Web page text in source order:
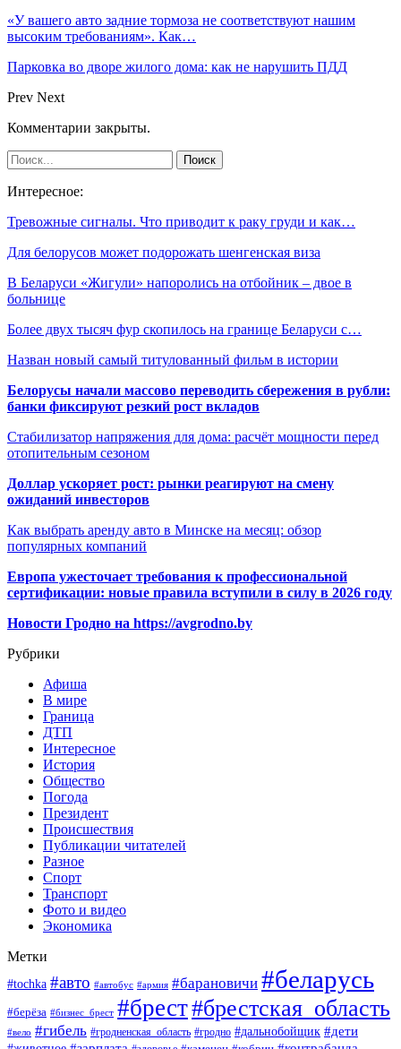
«У вашего авто задние тормоза не соответствуют нашим
высоким требованиям». Как…
Парковка во дворе жилого дома: как не нарушить ПДД
Prev Next
Комментарии закрыты.
Интересное:
Тревожные сигналы. Что приводит к раку груди и как…
Для белорусов может подорожать шенгенская виза
В Беларуси «Жигули» напоролись на отбойник – двое в
больнице
Более двух тысяч фур скопилось на границе Беларуси с…
Назван новый самый титулованный фильм в истории
Белорусы начали массово переводить сбережения в рубли:
банки фиксируют резкий рост вкладов
Стабилизатор напряжения для дома: расчёт мощности перед
отопительным сезоном
Доллар ускоряет рост: рынки реагируют на смену
ожиданий инвесторов
Как выбрать аренду авто в Минске на месяц: обзор
популярных компаний
Европа ужесточает требования к профессиональной
сертификации: новые правила вступили в силу в 2026 году
Новости Гродно на https://avgrodno.by
Рубрики
Афиша
В мире
Граница
ДТП
Интересное
История
Общество
Погода
Президент
Происшествия
Публикации читателей
Разное
Спорт
Транспорт
Фото и видео
Экономика
Метки
#tochka #авто #автобус #армия #барановичи #беларусь
#берёза #бизнес_брест #брест#брестская_область
#вело #гибель #гродненская_область #гродно #дальнобойщик #дети